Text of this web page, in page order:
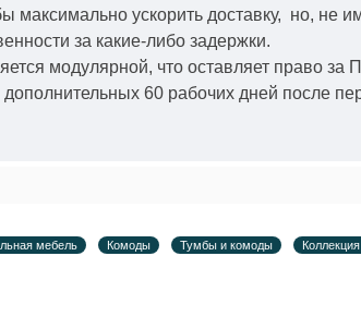
максимально ускорить доставку, но, не
за какие-либо задержки.
модулярной, что оставляет право за
60 рабочих дней после
мебель Комоды Тумбы и комоды